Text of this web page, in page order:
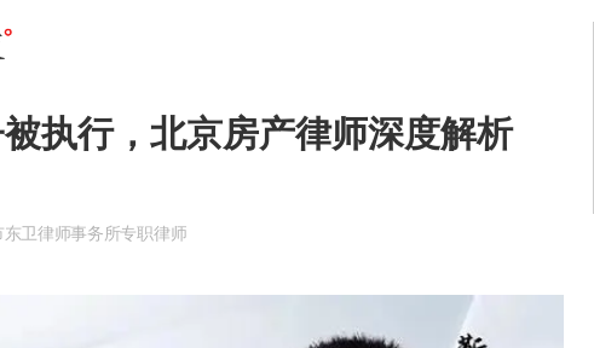
执行，北京房产律师深度解析
东卫律师事务所专职律师